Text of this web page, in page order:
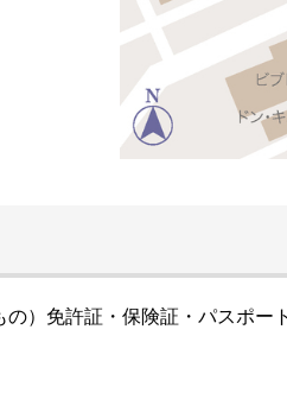
）免許証・保険証・パスポー